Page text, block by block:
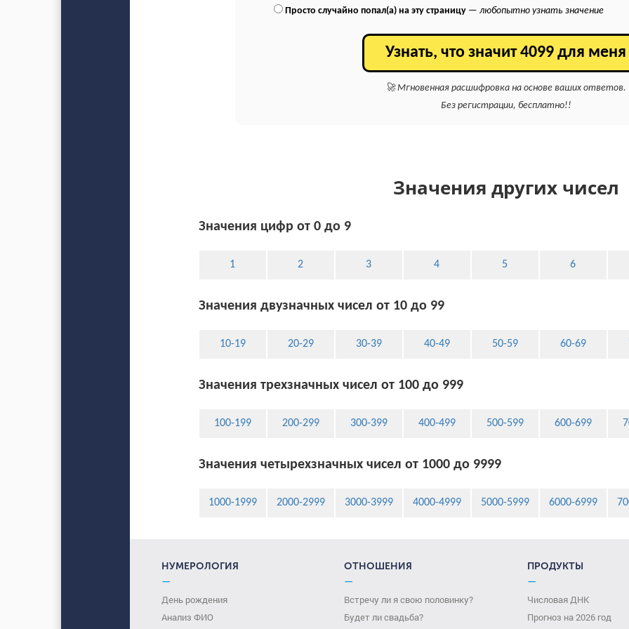
Просто случайно попал(а) на эту страницу —любопытно узнать значение
Узнать, что значит 4099 для меня
🚀 Мгновенная расшифровка на основе ваших ответов.
Без регистрации, бесплатно!!
Значения других чисел
Значения цифр от 0 до 9
1 2 3 4 5 6
Значения двузначных чисел от 10 до 99
10-19 20-29 30-39 40-49 50-59 60-69
Значения трехзначных чисел от 100 до 999
100-199 200-299 300-399 400-499 500-599 600-699
Значения четырехзначных чисел от 1000 до 9999
1000-1999 2000-2999 3000-3999 4000-4999 5000-5999 6000-6999
НУМЕРОЛОГИЯ
—
День рождения
Анализ ФИО
ОТНОШЕНИЯ
—
Встречу ли я свою половинку?
Будет ли свадьба?
ПРОДУКТЫ
—
Числовая ДНК
Прогноз на 2026 год